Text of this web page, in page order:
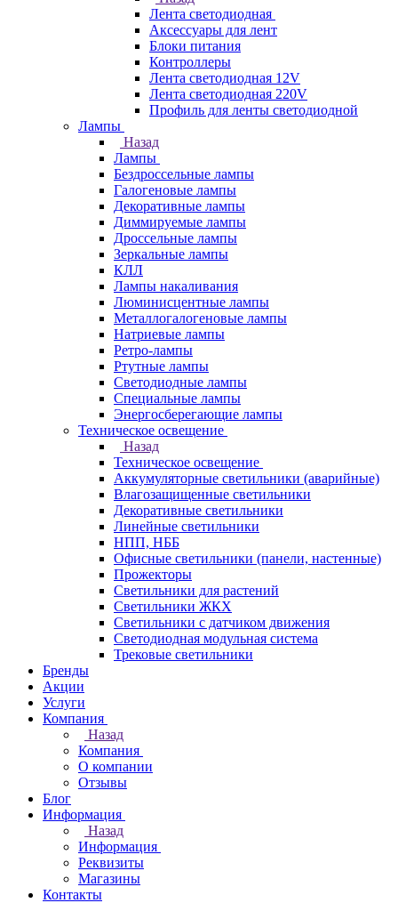
Лента светодиодная
Аксессуары для лент
Блоки питания
Контроллеры
Лента светодиодная 12V
Лента светодиодная 220V
Профиль для ленты светодиодной
Лампы
Назад
Лампы
Бездроссельные лампы
Галогеновые лампы
Декоративные лампы
Диммируемые лампы
Дроссельные лампы
Зеркальные лампы
КЛЛ
Лампы накаливания
Люминисцентные лампы
Металлогалогеновые лампы
Натриевые лампы
Ретро-лампы
Ртутные лампы
Светодиодные лампы
Специальные лампы
Энергосберегающие лампы
Техническое освещение
Назад
Техническое освещение
Аккумуляторные светильники (аварийные)
Влагозащищенные светильники
Декоративные светильники
Линейные светильники
НПП, НББ
Офисные светильники (панели, настенные)
Прожекторы
Светильники для растений
Светильники ЖКХ
Светильники с датчиком движения
Светодиодная модульная система
Трековые светильники
Бренды
Акции
Услуги
Компания
Назад
Компания
О компании
Отзывы
Блог
Информация
Назад
Информация
Реквизиты
Магазины
Контакты